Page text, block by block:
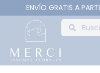
ENVÍO GRATIS A